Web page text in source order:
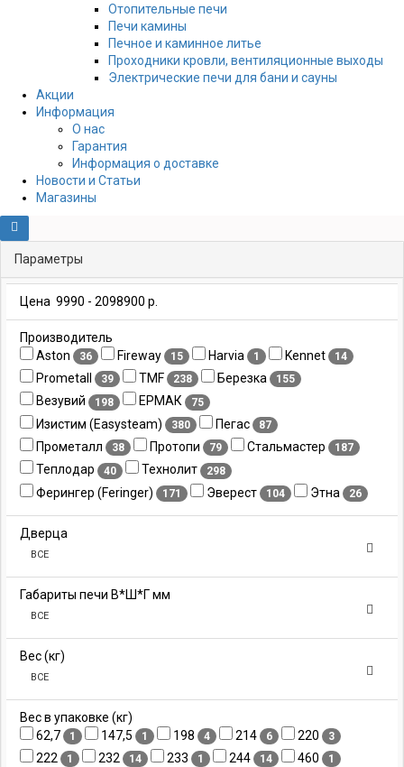
Отопительные печи
Печи камины
Печное и каминное литье
Проходники кровли, вeнтиляционные выходы
Электрические печи для бани и сауны
Акции
Информация
О нас
Гарантия
Информация о доставке
Новости и Статьи
Магазины
Параметры
Цена 9990 - 2098900 р.
Производитель
Aston
36 Fireway 15 Harvia 1 Kennet 14
Prometall 39 TMF 238 Березка 155
Везувий 198 ЕРМАК 75
Изистим (Easysteam) 380 Пегас 87
Прометалл 38 Протопи 79 Стальмастер 187
Теплодар 40 Технолит 298
Ферингер (Feringer) 171 Эверест 104 Этна 26
Дверца
ВСЕ
Габариты печи В*Ш*Г мм
ВСЕ
Вес (кг)
ВСЕ
Вес в упаковке (кг)
62,7
1 147,5 1 198 4 214 6 220 3
222 1 232 14 233 1 244 14 460 1